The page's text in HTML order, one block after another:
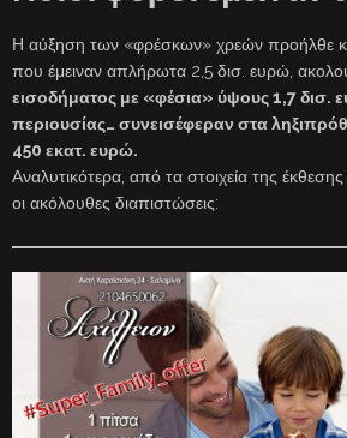
Η αύξηση των «φρέσκων» χρεών προήλθε
που έμειναν απλήρωτα 2,5 δισ. ευρώ,
εισοδήματος με «φέσια» ύψους 1,7 δισ.
περιουσίας… συνεισέφεραν στα
450 εκατ. ευρώ.
Αναλυτικότερα, από τα στοιχεία της
οι ακόλουθες διαπιστώσεις: